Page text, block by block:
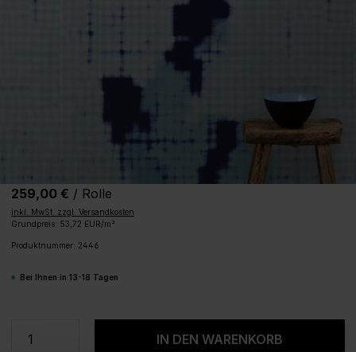
259,00 € / Rolle
inkl. MwSt. zzgl. Versandkosten
Grundpreis: 53,72 EUR/m²
Produktnummer: 2446
Bei Ihnen in 13-18 Tagen
Produkt Anzahl: Gib den gewünschten
IN DEN WARENKORB